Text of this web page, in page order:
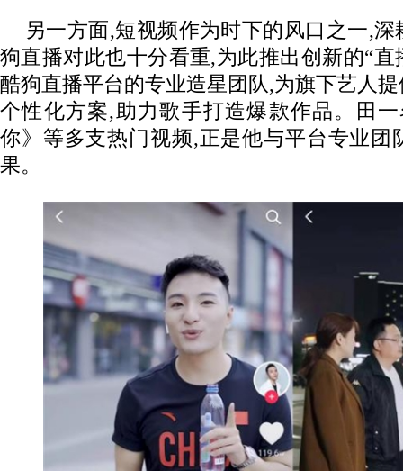
另一方面,短视频作为时下的风口之一,
狗直播对此也十分看重,为此推出创新的“直
酷狗直播平台的专业造星团队,为旗下艺人
个性化方案,助力歌手打造爆款作品。田一
你》等多支热门视频,正是他与平台专业团
果。